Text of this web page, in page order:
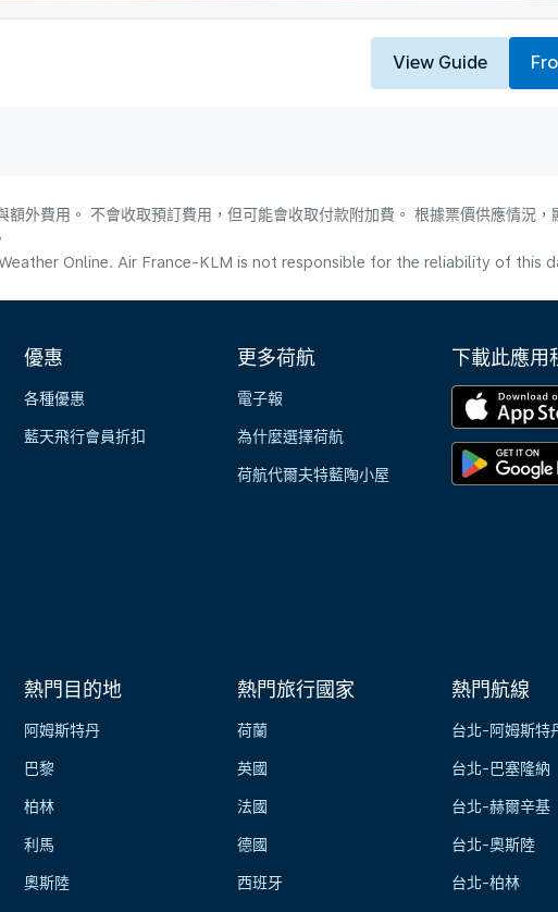
View Guide
外費用。 不會收取預訂費用，但可能會收取付款附加費。 根據票價供應情況，
Online. Air France-KLM is not responsible for the reliability of this
優惠
各種優惠
藍天飛行會員折扣
更多荷航
電子報
為什麼選擇荷航
荷航代爾夫特藍陶小屋
下載此應用
熱門目的地
阿姆斯特丹
巴黎
柏林
利馬
奧斯陸
熱門旅行國家
荷蘭
英國
法國
德國
西班牙
熱門航線
台北-阿姆斯特
台北-巴塞隆納
台北-赫爾辛基
台北-奧斯陸
台北-柏林